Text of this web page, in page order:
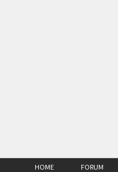
HOME FORUM